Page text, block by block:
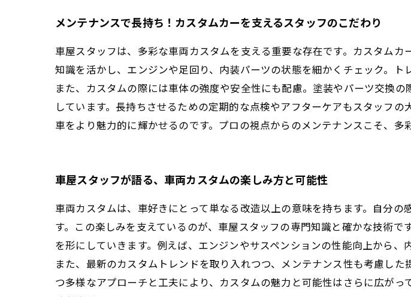
メンテナンスで長持ち！カスタムカーを支えるスタッフのこだわり
車屋スタッフは、多彩な車両カスタムを支える重要な存在です。カスタム
知識を活かし、エンジンや足回り、内装パーツの状態を細かくチェック。
また、カスタムの際には車体の強度や安全性にも配慮。塗装やパーツ交換
しています。長持ちさせるための定期的な点検やアフターケアもスタッフ
車をより魅力的に輝かせるのです。プロの視点からのメンテナンスこそ、多
車屋スタッフが語る、車両カスタムの楽しみ方と可能性
車両カスタムは、車好きにとって単なる改造以上の意味を持ちます。自分
す。この楽しみを支えているのが、車屋スタッフの専門知識と確かな技術
を形にしていきます。例えば、エンジンやサスペンションの性能向上から
また、最新のカスタムトレンドを取り入れつつ、メンテナンス性も考慮し
つ多様なアプローチと工夫により、カスタムの魅力と可能性はさらに広が